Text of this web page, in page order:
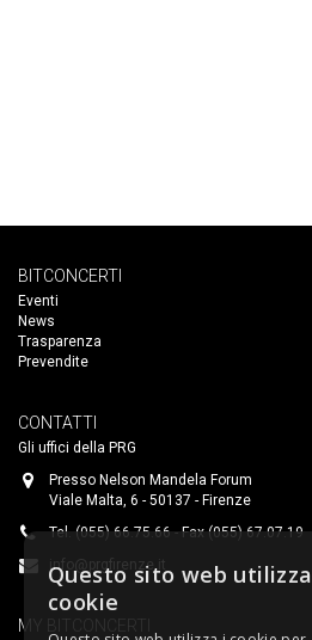
BITCONCERTI
Eventi
News
Trasparenza
Prevendite
CONTATTI
Gli uffici della PRG
Presso Nelson Mandela Forum
Viale Malta, 6 - 50137 - Firenze
Tel. (055) 66.75.66 - Fax (055) 67.07.19
info@prgfirenze.it
MY BITCONCERTI
Questo sito web utilizza
cookie